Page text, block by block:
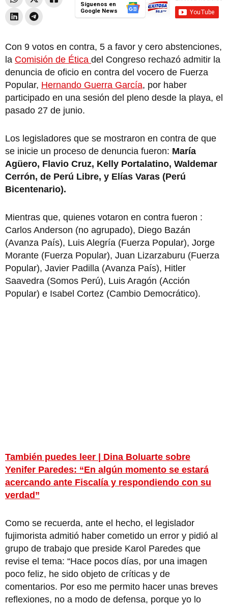
Síguenos en
Google News
Con 9 votos en contra, 5 a favor y cero abstenciones,
la Comisión de Ética del Congreso rechazó admitir la
denuncia de oficio en contra del vocero de Fuerza
Popular, Hernando Guerra García, por haber
participado en una sesión del pleno desde la playa, el
pasado 27 de junio.
Los legisladores que se mostraron en contra de que
se inicie un proceso de denuncia fueron: María
Agüero, Flavio Cruz, Kelly Portalatino, Waldemar
Cerrón, de Perú Libre, y Elías Varas (Perú
Bicentenario).
Mientras que, quienes votaron en contra fueron :
Carlos Anderson (no agrupado), Diego Bazán
(Avanza País), Luis Alegría (Fuerza Popular), Jorge
Morante (Fuerza Popular), Juan Lizarzaburu (Fuerza
Popular), Javier Padilla (Avanza País), Hitler
Saavedra (Somos Perú), Luis Aragón (Acción
Popular) e Isabel Cortez (Cambio Democrático).
También puedes leer | Dina Boluarte sobre
Yenifer Paredes: “En algún momento se estará
acercando ante Fiscalía y respondiendo con su
verdad”
Como se recuerda, ante el hecho, el legislador
fujimorista admitió haber cometido un error y pidió al
grupo de trabajo que preside Karol Paredes que
revise el tema: “Hace pocos días, por una imagen
poco feliz, he sido objeto de críticas y de
comentarios. Por eso me permito hacer unas breves
reflexiones, no a modo de defensa, porque yo lo